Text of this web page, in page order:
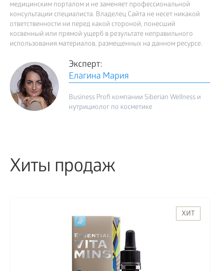
медицинским порталом и не заменяет профессиональной
консультации специалиста. Владелец Сайта не несет никакой
ответственности ни перед какой стороной, понесший
косвенный или прямой ущерб в результате неправильного
использования материалов, размещенных на данном ресурсе.
Эксперт:
Елагина Мария
Business Profi компании Siberian Wellness и
нутрициолог по косметике
Хиты продаж
ХИТ